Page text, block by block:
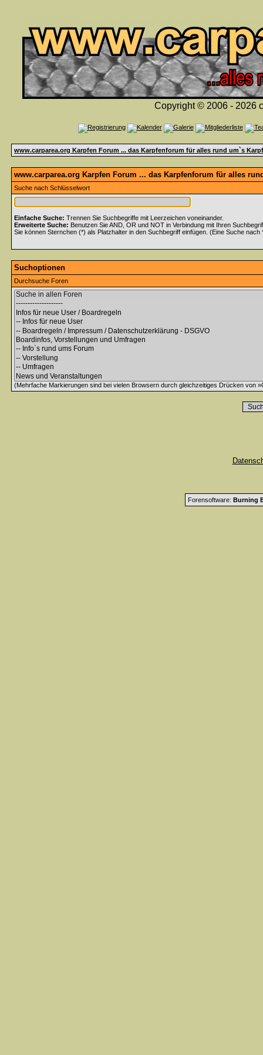
Copyright © 2006 - 2026
www.carparea.org Karpfen Forum ... das Karpfenforum für alles rund um`s
www.carparea.org Karpfen Forum ... das Karpfenforum für alles
Suche nach Schlüsselwort
Einfache Suche: Trennen Sie Suchbegriffe mit Leerzeichen voneinander.
Erweiterte Suche: Benutzen Sie AND, OR und NOT in Verbindung mit Ihren
Sie können Sternchen (*) als Platzhalter in den Suchbegriff einfügen. (Eine Suche
Suchoptionen
Durchsuche Foren
(Mehrfache Markierungen sind bei vielen Browsern durch gleichzeitiges Drücken von
Forensoftware: Burning